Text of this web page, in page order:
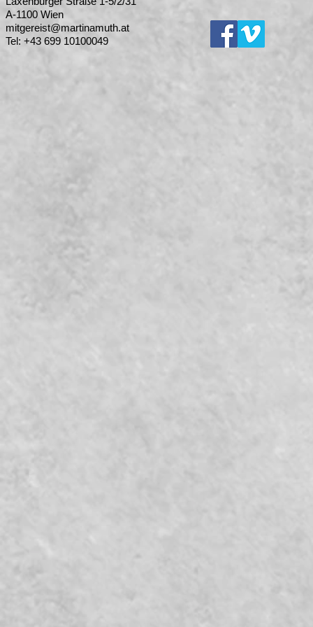
A-1100 Wien
mitgereist@martinamuth.at
Tel: +43 699 10100049